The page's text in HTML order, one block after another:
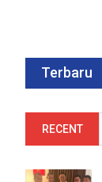
Terbaru
RECENT